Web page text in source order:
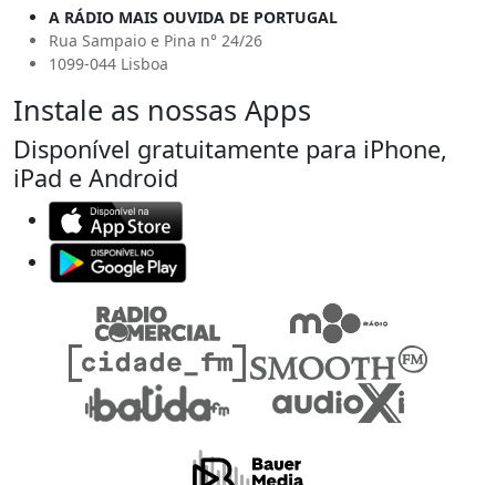
A RÁDIO MAIS OUVIDA DE PORTUGAL
Rua Sampaio e Pina n° 24/26
1099-044 Lisboa
Instale as nossas Apps
Disponível gratuitamente para iPhone,
iPad e Android